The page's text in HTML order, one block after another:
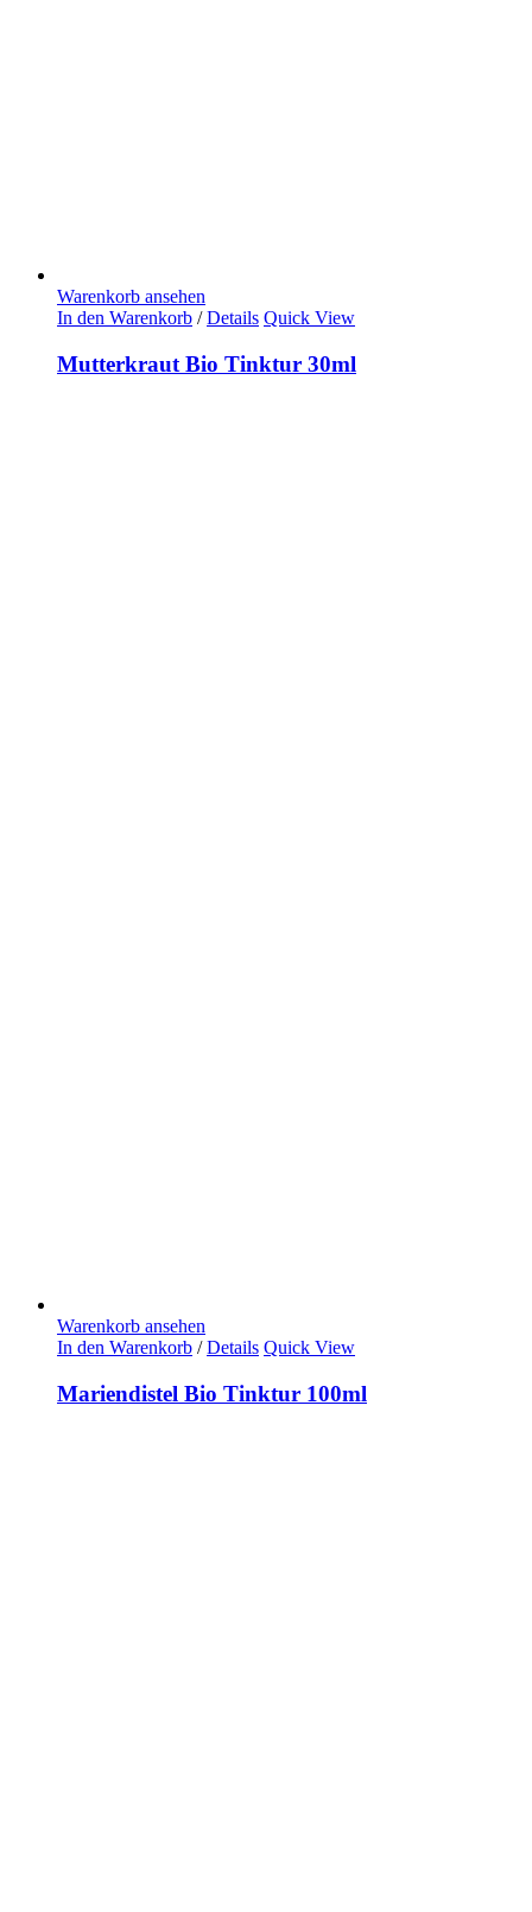
Warenkorb ansehen
In den Warenkorb / Details Quick View
Mutterkraut Bio Tinktur 30ml
Warenkorb ansehen
In den Warenkorb / Details Quick View
Mariendistel Bio Tinktur 100ml